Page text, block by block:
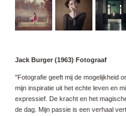
Jack Burger (1963) Fotograaf
''Fotografie geeft mij de mogelijkheid
mijn inspiratie uit het echte leven en
expressief. De kracht en het
de dag. Mijn passie is een verhaal